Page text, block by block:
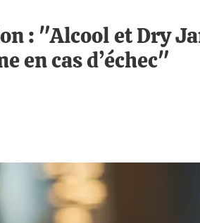
: "Alcool et Dry
en cas d’échec"